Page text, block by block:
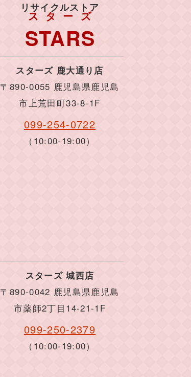
リサイクルストア
STARS
スターズ
スターズ 鹿大通り店
〒890-0055 鹿児島県鹿児島
市上荒田町33-8-1F
099-254-0722
（10:00-19:00）
スターズ 城西店
〒890-0042 鹿児島県鹿児島
市薬師2丁目14-21-1F
099-250-2379
（10:00-19:00）